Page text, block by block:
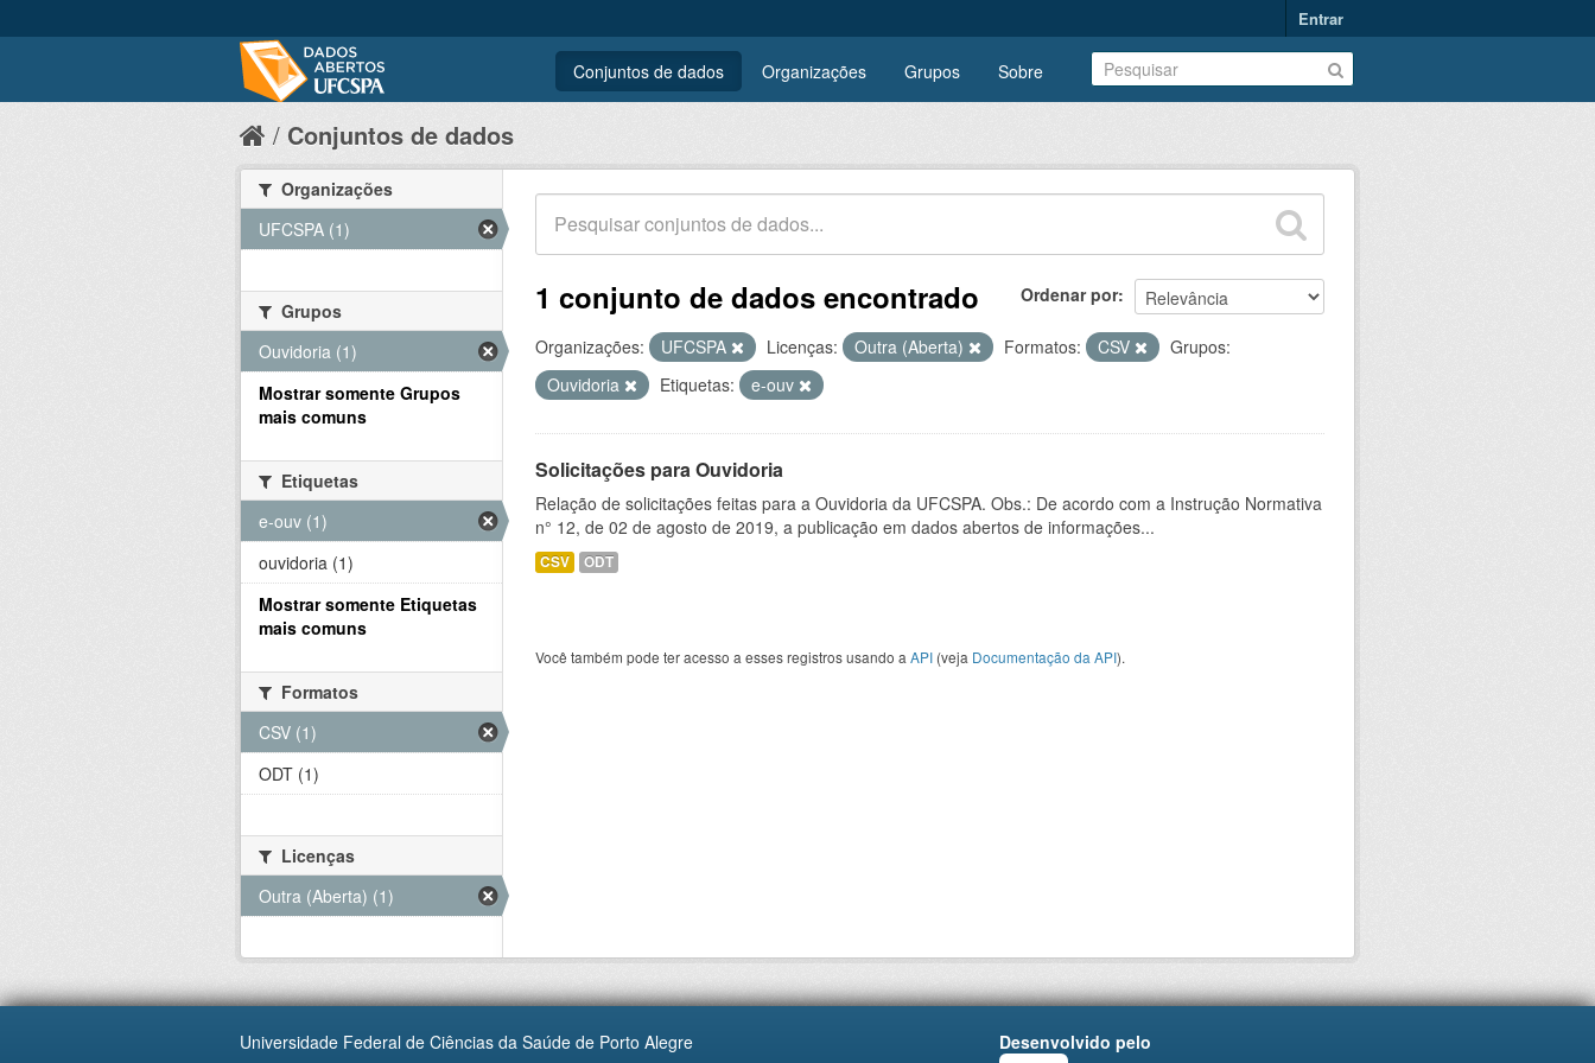
Entrar
Conjuntos de dados Organizações Grupos Sobre
Conjuntos de dados
Ordenar por
1 conjunto de dados encontrado
Organizações: UFCSPA Licenças: Outra (Aberta) Formatos: CSV
Grupos:
Ouvidoria
Etiquetas: e-ouv
Solicitações para Ouvidoria
Relação de solicitações feitas para a Ouvidoria da UFCSPA. Obs.: De acordo com a Instrução Normativa
n° 12, de 02 de agosto de 2019, a publicação em dados abertos de informações...
CSV ODT
Você também pode ter acesso a esses registros usando a API (veja Documentação da API).
Organizações
UFCSPA (1)
Grupos
Ouvidoria (1)
Mostrar somente Grupos
mais comuns
Etiquetas
e-ouv (1)
ouvidoria (1)
Mostrar somente Etiquetas
mais comuns
Formatos
CSV (1)
ODT (1)
Licenças
Outra (Aberta) (1)
Universidade Federal de Ciências da Saúde de Porto Alegre
Desenvolvido pelo